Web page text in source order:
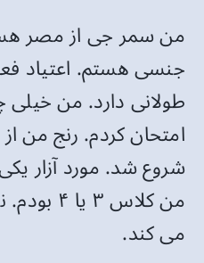
من سمر جی از مصر
جنسی هستم. اعتیاد
طولانی دارد. من خیلی
امتحان کردم. رنج من
شروع شد. مورد آزار
من کلاس
می کند.